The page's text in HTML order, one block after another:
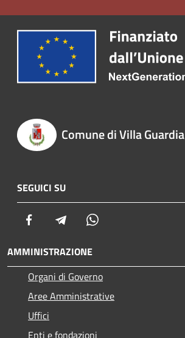
Comune di Villa Guardia
SEGUICI SU
Facebook Telegram
AMMINISTRAZIONE
Organi di Governo
Aree Amministrative
Uffici